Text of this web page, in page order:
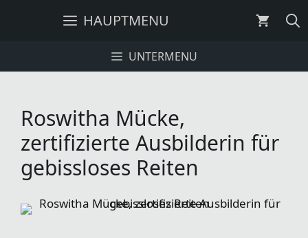
HAUPTMENU
UNTERMENU
Roswitha Mücke,
zertifizierte Ausbilderin für
gebissloses Reiten